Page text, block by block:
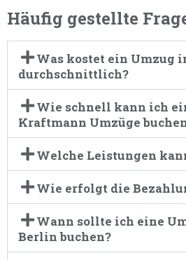
Häufig gestellte
Was kostet ein Umzug
durchschnittlich?
Wie schnell kann ich
Kraftmann Umzüge
Welche Leistungen
Wie erfolgt die
Wann sollte ich eine
Berlin buchen?